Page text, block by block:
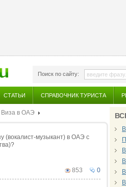
Поиск по сайту:
СТАТЬИ СПРАВОЧНИК ТУРИСТА
Виза в ОАЭ
(вокалист-музыкант) в ОАЭ с
0
853